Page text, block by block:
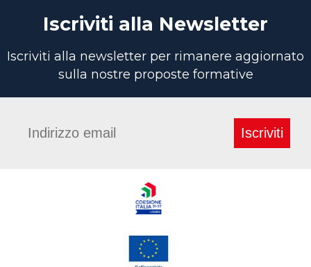
Iscriviti alla Newsletter
Iscriviti alla newsletter per rimanere aggiornato
sulla nostre proposte formative
Iscriviti